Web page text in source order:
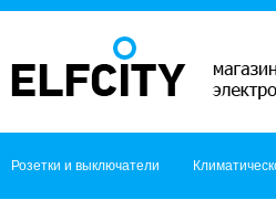
Розетки и выключатели